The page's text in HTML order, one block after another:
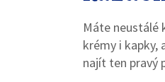
Máte neustálé
krémy i kapky,
najít ten pravý